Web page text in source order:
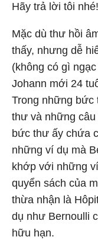
Hãy trả lời tôi
Mặc dù thư hồi
thấy, nhưng dễ
(không có gì
Johann mới 24
Trong những bức
thư và những
bức thư ấy chứa
những ví dụ mà
khớp với những
quyển sách của
thừa nhận là
dụ như Bernoulli
hữu hạn.